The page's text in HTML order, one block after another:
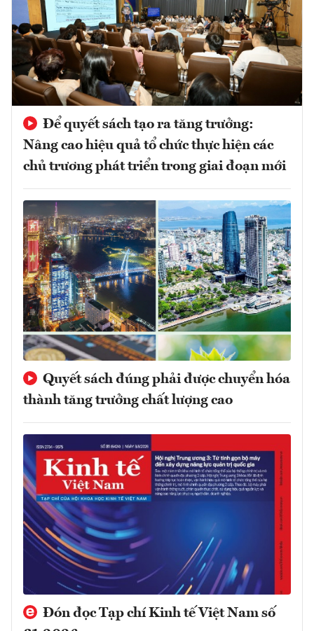
Để quyết sách tạo ra tăng trưởng:
Nâng cao hiệu quả tổ chức thực hiện các
chủ trương phát triển trong giai đoạn mới
Quyết sách đúng phải được chuyển hóa
thành tăng trưởng chất lượng cao
Đón đọc Tạp chí Kinh tế Việt Nam số